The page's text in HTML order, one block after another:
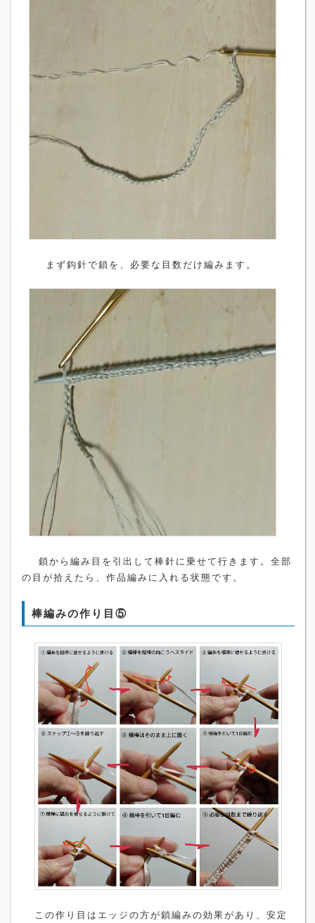
まず鈎針で鎖を、必要な目数だけ編みます。
鎖から編み目を引出して棒針に乗せて行きます。全部
の目が拾えたら、作品編みに入れる状態です。
棒編みの作り目⑤
この作り目はエッジの方が鎖編みの効果があり、安定